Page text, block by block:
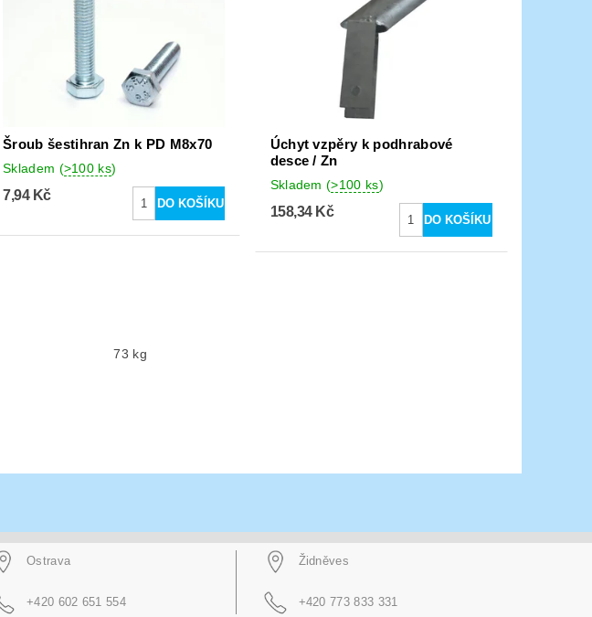
Šroub šestihran Zn k PD M8x70
Skladem (>100 ks)
7,94 Kč
Úchyt vzpěry k podhrabové
desce / Zn
Skladem(>100 ks)
158,34 Kč
73 kg
Ostrava
+420 602 651 554
Židněves
+420 773 833 331